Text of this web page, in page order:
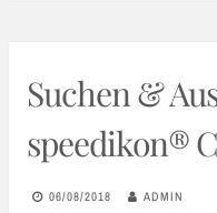
Suchen &
speedikon® C
06/08/2018 ADMIN